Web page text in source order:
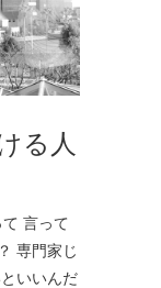
る人
言って
専門家じ
いいんだ